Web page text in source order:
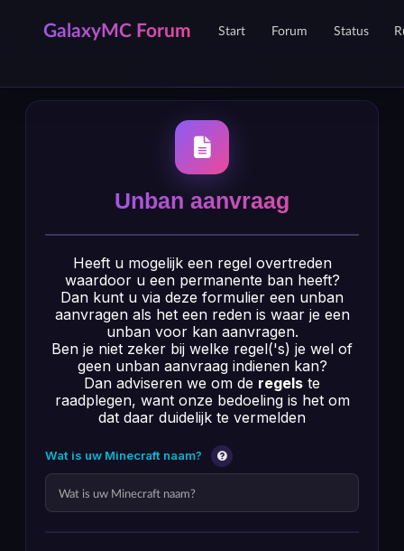
GalaxyMC Forum Start Forum Status
Unban aanvraag
Heeft u mogelijk een regel overtreden
waardoor u een permanente ban heeft?
Dan kunt u via deze formulier een unban
aanvragen als het een reden is waar je een
unban voor kan aanvragen.
Ben je niet zeker bij welke regel('s) je wel of
geen unban aanvraag indienen kan?
Dan adviseren we om de regels te
raadplegen, want onze bedoeling is het om
dat daar duidelijk te vermelden
Wat is uw Minecraft naam?